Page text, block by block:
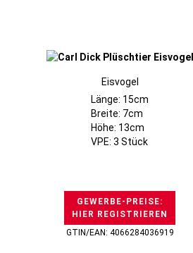
Eisvogel
Länge: 15cm
Breite: 7cm
Höhe: 13cm
VPE: 3 Stück
GEWERBE-PREISE:
HIER REGISTRIEREN
GTIN/EAN: 4066284036919